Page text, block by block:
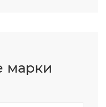
марки